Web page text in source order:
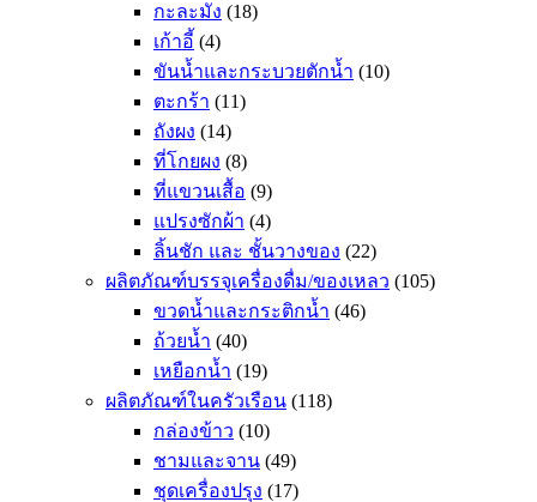
กะละมัง (18)
เก้าอี้ (4)
ขันน้ำและกระบวยตักน้ำ (10)
ตะกร้า (11)
ถังผง (14)
ที่โกยผง (8)
ที่แขวนเสื้อ (9)
แปรงซักผ้า (4)
ลิ้นชัก และ ชั้นวางของ (22)
ผลิตภัณฑ์บรรจุเครื่องดื่ม/ของเหลว (105)
ขวดน้ำและกระติกน้ำ (46)
ถ้วยน้ำ (40)
เหยือกน้ำ (19)
ผลิตภัณฑ์ในครัวเรือน (118)
กล่องข้าว (10)
ชามและจาน (49)
ชุดเครื่องปรุง (17)